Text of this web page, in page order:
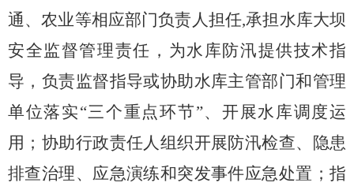
通、农业等相应部门负责人担任,承担水库大坝
安全监督管理责任 ， 为水库防汛提供技术指
导，负责监督指导或协助水库主管部门和管理
单位落实“三个重点环节”、开展水库调度运
用；协助行政责任人组织开展防汛检查、隐患
排查治理、应急演练和突发事件应急处置；指